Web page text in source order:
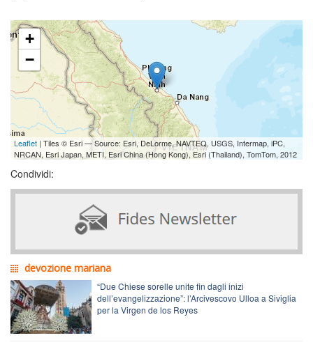
+
−
Leaflet | Tiles © Esri — Source: Esri, DeLorme, NAVTEQ, USGS, Intermap, iPC,
NRCAN, Esri Japan, METI, Esri China (Hong Kong), Esri (Thailand), TomTom, 2012
Condividi:
devozione mariana
“Due Chiese sorelle unite fin dagli inizi
dell’evangelizzazione”: l’Arcivescovo Ulloa a Siviglia
per la Virgen de los Reyes